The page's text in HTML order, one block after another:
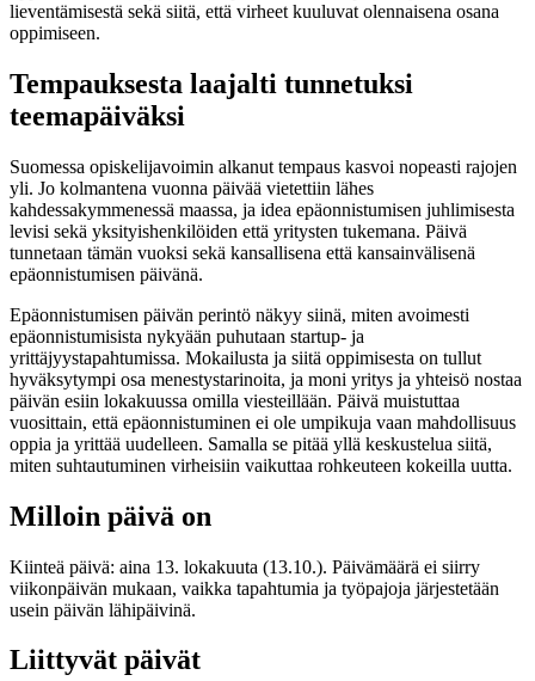
lieventämisestä sekä siitä, että virheet kuuluvat olennaisena osana
oppimiseen.
Tempauksesta laajalti tunnetuksi
teemapäiväksi
Suomessa opiskelijavoimin alkanut tempaus kasvoi nopeasti rajojen
yli. Jo kolmantena vuonna päivää vietettiin lähes
kahdessakymmenessä maassa, ja idea epäonnistumisen juhlimisesta
levisi sekä yksityishenkilöiden että yritysten tukemana. Päivä
tunnetaan tämän vuoksi sekä kansallisena että kansainvälisenä
epäonnistumisen päivänä.
Epäonnistumisen päivän perintö näkyy siinä, miten avoimesti
epäonnistumisista nykyään puhutaan startup- ja
yrittäjyystapahtumissa. Mokailusta ja siitä oppimisesta on tullut
hyväksytympi osa menestystarinoita, ja moni yritys ja yhteisö nostaa
päivän esiin lokakuussa omilla viesteillään. Päivä muistuttaa
vuosittain, että epäonnistuminen ei ole umpikuja vaan mahdollisuus
oppia ja yrittää uudelleen. Samalla se pitää yllä keskustelua siitä,
miten suhtautuminen virheisiin vaikuttaa rohkeuteen kokeilla uutta.
Milloin päivä on
Kiinteä päivä: aina 13. lokakuuta (13.10.). Päivämäärä ei siirry
viikonpäivän mukaan, vaikka tapahtumia ja työpajoja järjestetään
usein päivän lähipäivinä.
Liittyvät päivät